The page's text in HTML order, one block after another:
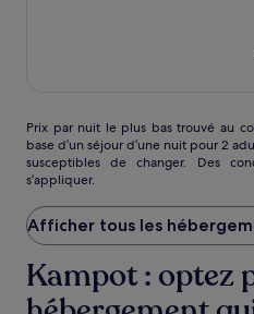
Prix
par
nuit
le
plus
bas
trouvé
au
cours
des
Prix par nuit le plus bas trouvé au
base d’un séjour d’une nuit pour 2
susceptibles de changer. Des
s’appliquer.
Afficher tous les
Kampot : optez